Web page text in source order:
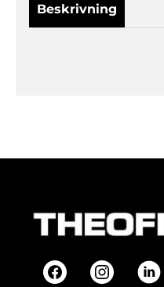
Beskrivning